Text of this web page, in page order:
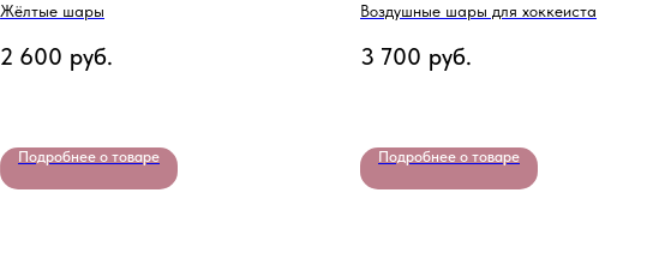
Жёлтые шары
2 600 руб.
Подробнее о товаре
Воздушные шары для хоккеиста
3 700 руб.
Подробнее о товаре